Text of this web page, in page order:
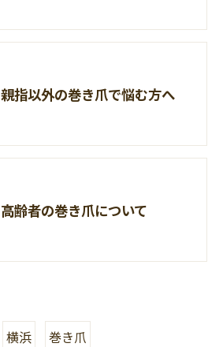
親指以外の巻き爪で悩む方へ
高齢者の巻き爪について
横浜 巻き爪